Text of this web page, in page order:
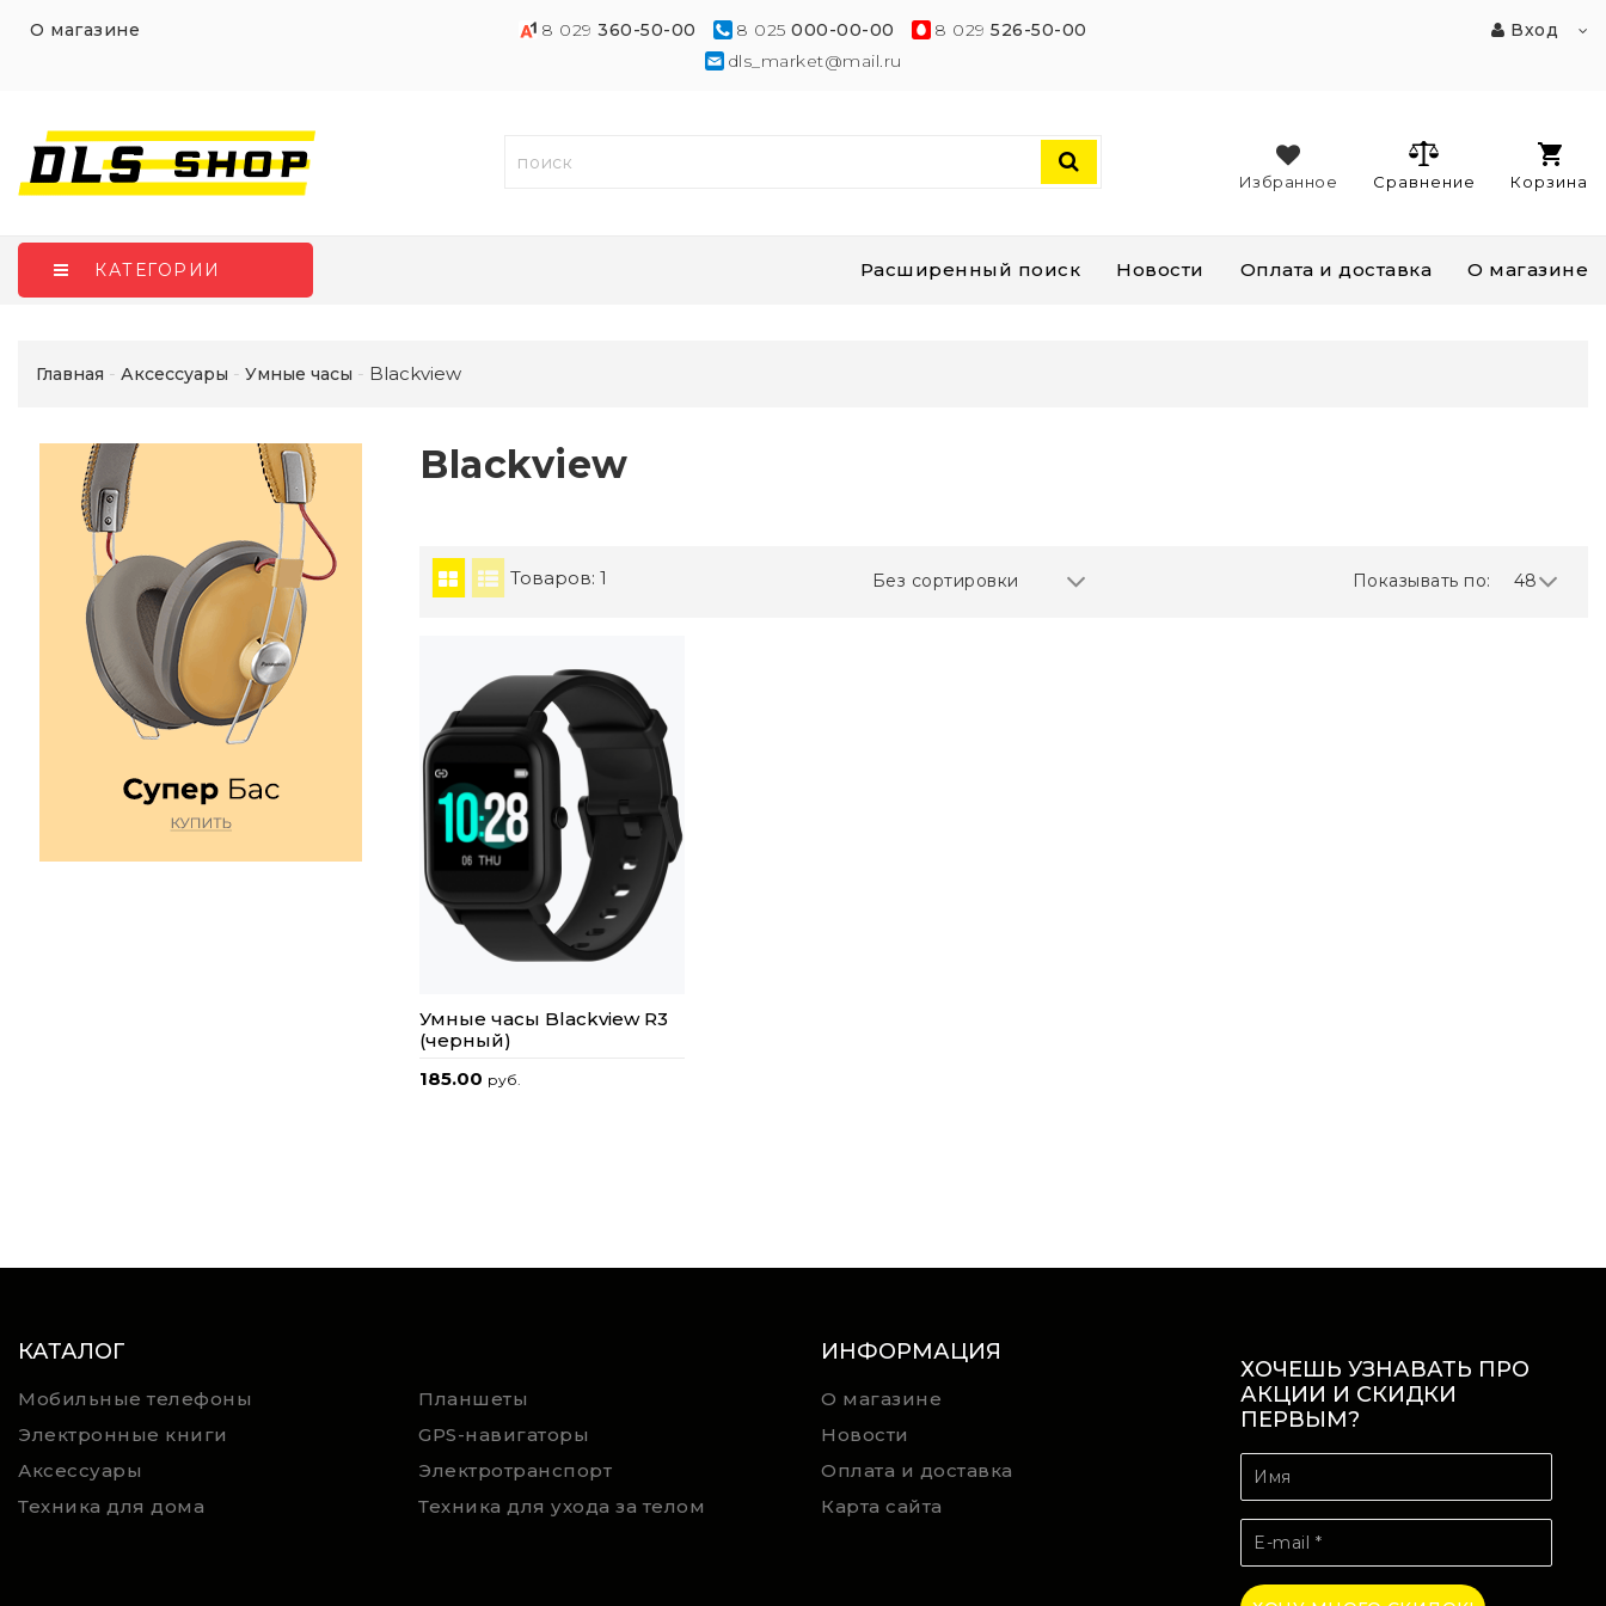
О магазине 8 029 360-50-00 8 025 000-00-00 8 029 526-50-00
dls_market@mail.ru
Вход
Корзина
Сравнение
Избранное
КАТЕГОРИИ Расширенный поиск Новости Оплата и доставка О магазине
Главная Аксессуары Умные часы Blackview
Blackview
Товаров: 1 Показывать по: 48
Без сортировки
Умные часы Blackview R3
(черный)
185.00 руб.
КАТАЛОГ
Мобильные телефоны
Планшеты
Электронные книги
GPS-навигаторы
Аксессуары
Электротранспорт
Техника для дома
Техника для ухода за телом
ИНФОРМАЦИЯ
О магазине
Новости
Оплата и доставка
Карта сайта
ХОЧЕШЬ УЗНАВАТЬ ПРО
АКЦИИ И СКИДКИ
ПЕРВЫМ?